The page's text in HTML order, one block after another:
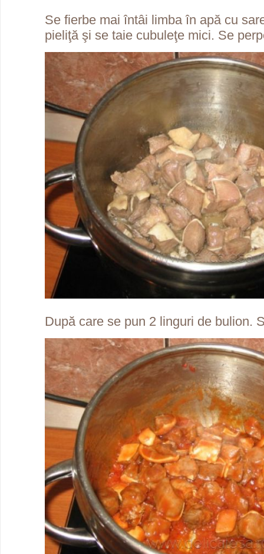
Se fierbe mai întâi limba în apă cu
pieliţă şi se taie cubuleţe mici. Se
După care se pun 2 linguri de bulion.